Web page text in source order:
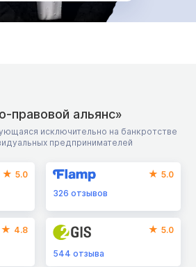
правовой альянс»
исключительно на банкротстве
предпринимателей
5.0
5.0
326отзывов
4.8 5.0
544отзыва